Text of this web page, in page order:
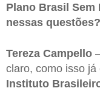
Plano Brasil Sem
nessas
Tereza Campello
claro, como isso
Instituto